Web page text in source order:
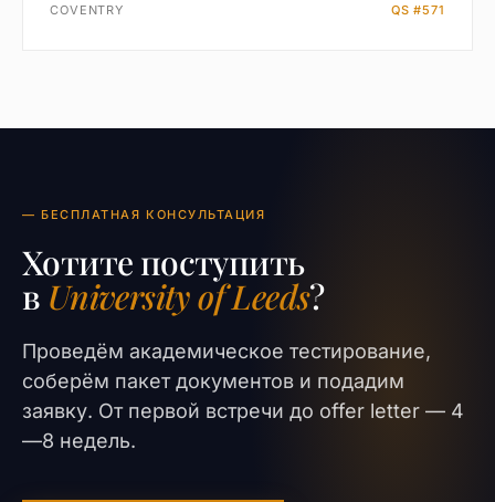
COVENTRY QS #571
— БЕСПЛАТНАЯ КОНСУЛЬТАЦИЯ
Хотите поступить
в University of Leeds?
Проведём академическое тестирование,
соберём пакет документов и подадим
заявку. От первой встречи до offer letter — 4
—8 недель.